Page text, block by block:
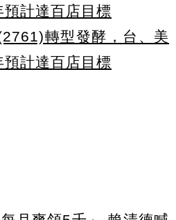
計達百店目標
轉型發酵，台、美
計達百店目標